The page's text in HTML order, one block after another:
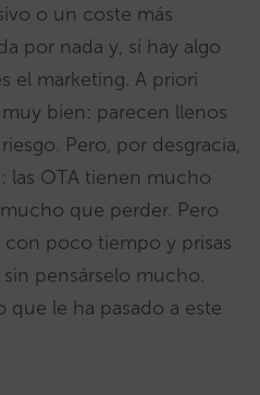
o un coste más
por nada y, si hay algo
el marketing. A priori
bien: parecen llenos
Pero, por desgracia,
las OTA tienen mucho
que perder. Pero
poco tiempo y prisas
pensárselo mucho.
que le ha pasado a este